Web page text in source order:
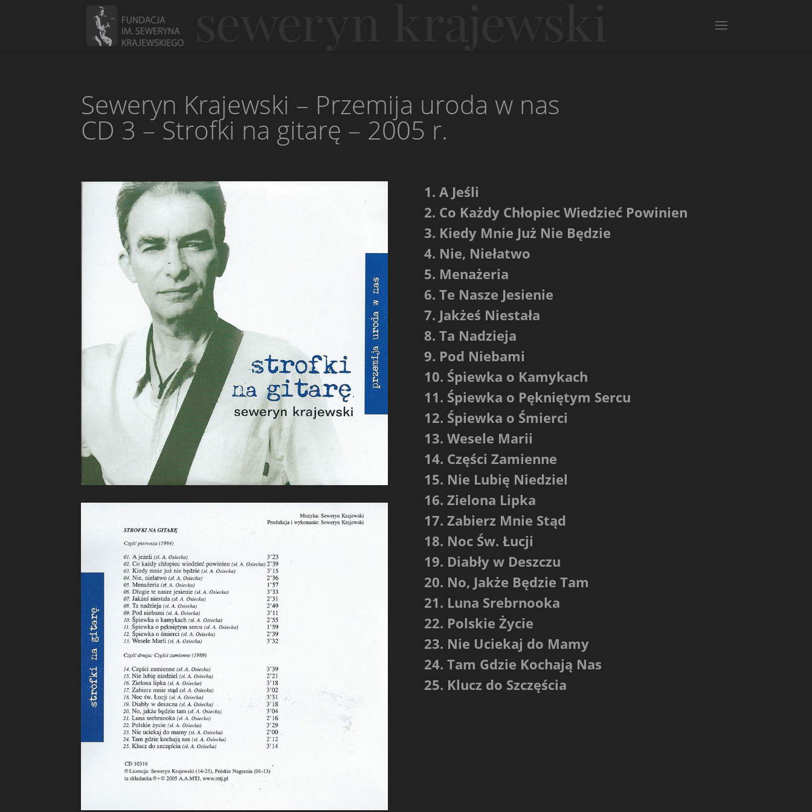
Seweryn Krajewski – Przemija uroda w nas
CD 3 – Strofki na gitarę – 2005 r.
1. A Jeśli
2. Co Każdy Chłopiec Wiedzieć Powinien
3. Kiedy Mnie Już Nie Będzie
4. Nie, Niełatwo
5. Menażeria
6. Te Nasze Jesienie
7. Jakżeś Niestała
8. Ta Nadzieja
9. Pod Niebami
10. Śpiewka o Kamykach
11. Śpiewka o Pękniętym Sercu
12. Śpiewka o Śmierci
13. Wesele Marii
14. Części Zamienne
15. Nie Lubię Niedziel
16. Zielona Lipka
17. Zabierz Mnie Stąd
18. Noc Św. Łucji
19. Diabły w Deszczu
20. No, Jakże Będzie Tam
21. Luna Srebrnooka
22. Polskie Życie
23. Nie Uciekaj do Mamy
24. Tam Gdzie Kochają Nas
25. Klucz do Szczęścia